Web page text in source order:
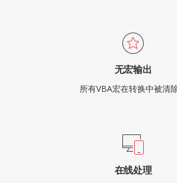
无宏输出
所有VBA宏在转换中被清除
在线处理